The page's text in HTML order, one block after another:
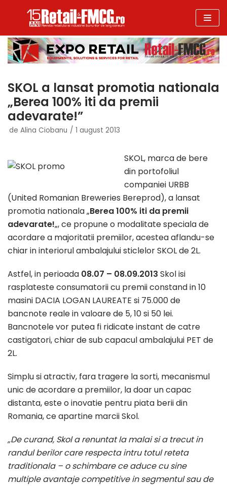
la
conținut
SKOL a lansat promotia nationala
„Berea 100% iti da premii
adevarate!”
de Alina Ciobanu 1 august 2013
SKOL, marca de bere
din portofoliul
companiei URBB
(United Romanian Breweries Bereprod), a lansat
promotia nationala „Berea 100% iti da premii
adevarate!„, ce propune o modalitate speciala de
acordare a majoritatii premiilor, acestea aflandu-se
chiar in interiorul ambalajului sticlelor SKOL de 2L.
Astfel, in perioada 08.07 – 08.09.2013 Skol isi
rasplateste consumatorii cu premii constand in 10
masini DACIA LOGAN LAUREATE si 75.000 de
bancnote reale in valoare de 5, 10 si 50 lei.
Bancnotele vor putea fi ridicate instant de catre
castigatori, chiar de sub capacul ambalajului PET de
2L.
Simplu si atractiv, fara tragere la sorti, mecanismul
unic de acordare a premiilor, la doar un capac
distanta, este o inovatie pentru piata berii din
Romania, ce apartine marcii Skol.
„De curand, Skol a renuntat la malai si a trecut in
randul berilor care respecta intru totul reteta
traditionala – o schimbare ce aduce cu sine
multiple avantaje competitive in segmentul sau de